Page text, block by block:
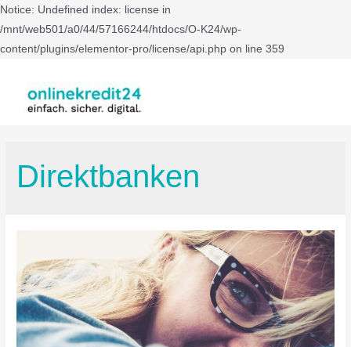
Notice: Undefined index: license in
/mnt/web501/a0/44/57166244/htdocs/O-K24/wp-
content/plugins/elementor-pro/license/api.php on line 359
Direktbanken